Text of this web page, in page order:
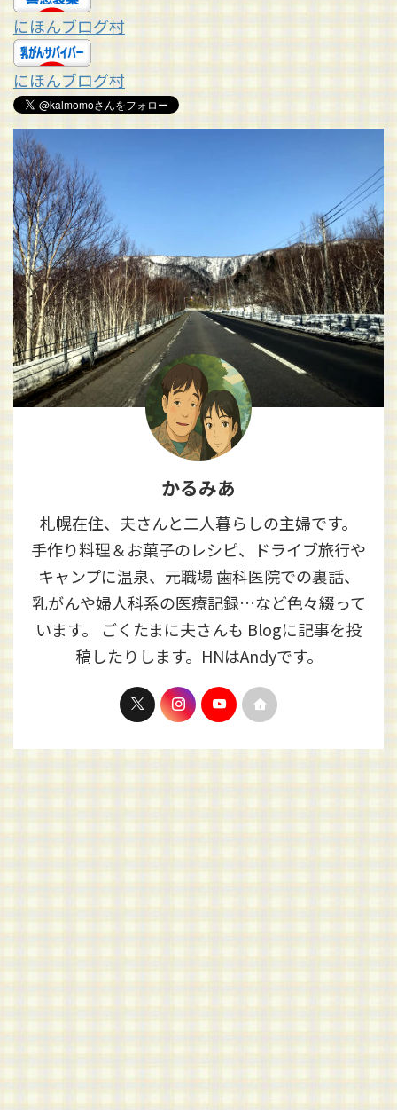
にほんブログ村
にほんブログ村
かるみあ
札幌在住、夫さんと二人暮らしの主婦です。
手作り料理＆お菓子のレシピ、ドライブ旅行や
キャンプに温泉、元職場 歯科医院での裏話、
乳がんや婦人科系の医療記録…など色々綴って
います。 ごくたまに夫さんも Blogに記事を投
稿したりします。HNはAndyです。